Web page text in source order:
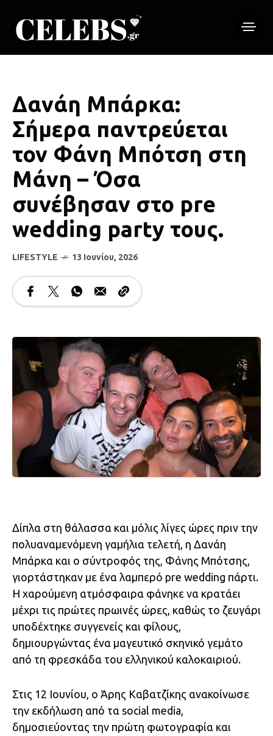
Δανάη Μπάρκα:
Σήμερα παντρεύεται
τον Φάνη Μπότση στη
Μάνη – Όσα
συνέβησαν στο pre
wedding party τους.
LIFESTYLE 13 Ιουνίου, 2026
Δίπλα στη θάλασσα και μόλις λίγες ώρες πριν την
πολυαναμενόμενη γαμήλια τελετή, η Δανάη
Μπάρκα και ο σύντροφός της, Φάνης Μπότσης,
γιορτάστηκαν με ένα λαμπερό pre wedding πάρτι.
Η χαρούμενη ατμόσφαιρα φάνηκε να κρατάει
μέχρι τις πρώτες πρωινές ώρες, καθώς το ζευγάρι
υποδέχτηκε συγγενείς και φίλους,
δημιουργώντας ένα μαγευτικό σκηνικό γεμάτο
από τη φρεσκάδα του ελληνικού καλοκαιριού.
Στις 12 Ιουνίου, ο Άρης Καβατζίκης ανακοίνωσε
την εκδήλωση από τα social media,
δημοσιεύοντας την πρώτη φωτογραφία και